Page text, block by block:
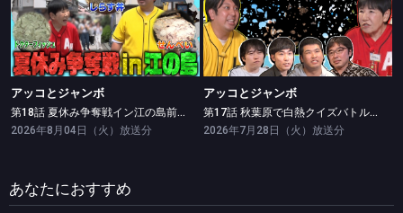
アッコとジャンボ
第18話 夏休み争奪戦イン江の島前編
アッコとジャンボ
第18話 夏休み争奪戦イン江の島前編
2026年8月04日（火）放送分
アッコとジャンボ
第17話 秋葉原で白熱クイズバトル後半戦！！
アッコとジャンボ
第17話 秋葉原で白熱クイズバトル後半戦！！
2026年7月28日（火）放送分
あなたにおすすめ